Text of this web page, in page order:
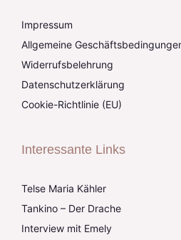
Impressum
Allgemeine
Widerrufsbelehrung
Datenschutzerklärung
Cookie-Richtlinie (EU)
Interessante Links
Telse Maria Kähler
Tankino – Der Drache
Interview mit Emely